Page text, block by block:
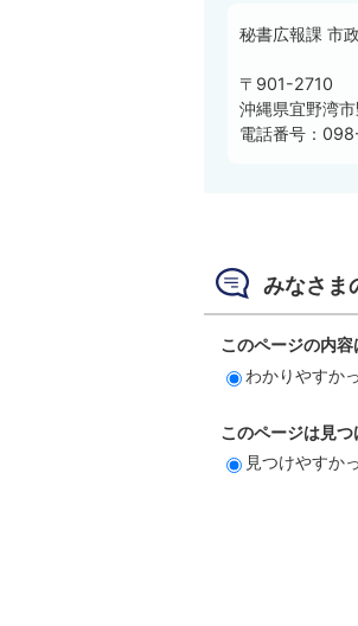
秘書広報課 市
〒901-2710
沖縄県宜野湾
電話番号：
みなさま
このページの内
わかりやすか
このページは見
見つけやすか